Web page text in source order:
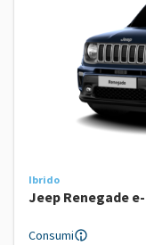
Ibrido
Jeep Renegade
Consumi